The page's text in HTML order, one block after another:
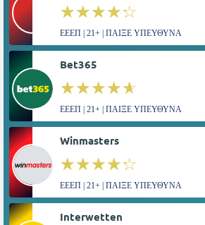
☆☆☆☆☆
★★★★★
ΕΕΕΠ | 21+ | ΠΑΙΞΕ ΥΠΕΥΘΥΝΑ
Bet365
☆☆☆☆☆
★★★★★
ΕΕΕΠ | 21+ | ΠΑΙΞΕ ΥΠΕΥΘΥΝΑ
Winmasters
☆☆☆☆☆
★★★★★
ΕΕΕΠ | 21+ | ΠΑΙΞΕ ΥΠΕΥΘΥΝΑ
Interwetten